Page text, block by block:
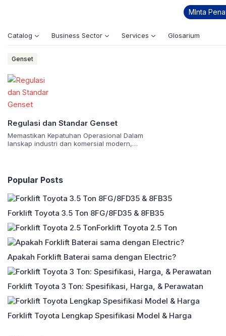
MInta
Catalog Business Sector Services Glosarium
standar Euro
Genset
Regulasi dan Standar Genset
Memastikan Kepatuhan Operasional Dalam
lanskap industri dan komersial modern,
pengoperasiannya tidak bisa dilepaskan
dari berbagai regulasi dan standar yang
ketat, baik di tingkat nasional maupun
internasional. Kepatuhan terhadap regulasi
operasional, tetapi juga meminimalkan
dampak negatif […]
Popular Posts
Forklift Toyota 3.5 Ton 8FG/8FD35 & 8FB35
Forklift Toyota 2.5 Ton
Apakah Forklift Baterai sama dengan Electric?
Forklift Toyota 3 Ton: Spesifikasi, Harga, & Perawatan
Forklift Toyota Lengkap Spesifikasi Model & Harga